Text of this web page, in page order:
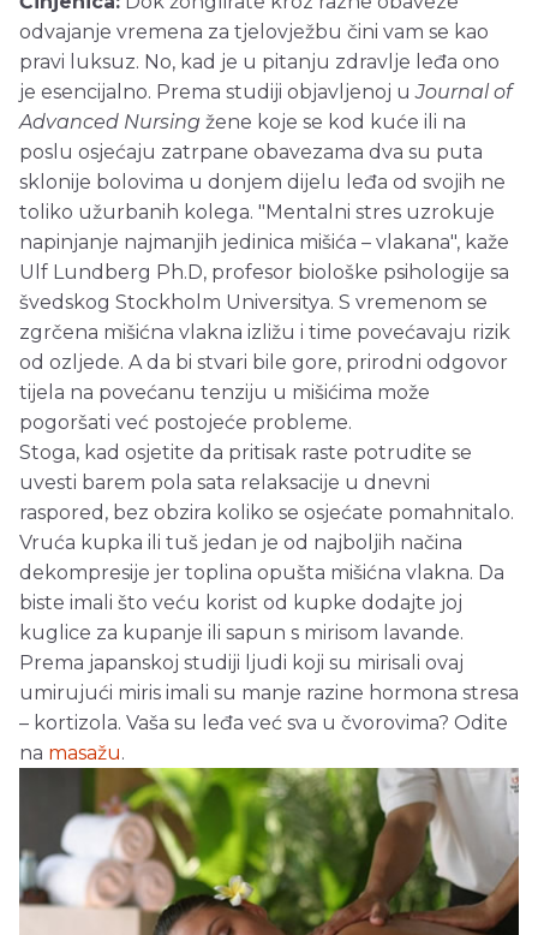
odvajanje vremena za tjelovježbu čini vam se kao
pravi luksuz. No, kad je u pitanju zdravlje leđa ono
je esencijalno. Prema studiji objavljenoj uJournal of
Advanced Nursing žene koje se kod kuće ili na
poslu osjećaju zatrpane obavezama dva su puta
sklonije bolovima u donjem dijelu leđa od svojih ne
toliko užurbanih kolega. "Mentalni stres uzrokuje
napinjanje najmanjih jedinica mišića – vlakana", kaže
Ulf Lundberg Ph.D, profesor biološke psihologije sa
švedskog Stockholm Universitya. S vremenom se
zgrčena mišićna vlakna izližu i time povećavaju rizik
od ozljede. A da bi stvari bile gore, prirodni odgovor
tijela na povećanu tenziju u mišićima može
pogoršati već postojeće probleme.
Stoga, kad osjetite da pritisak raste potrudite se
uvesti barem pola sata relaksacije u dnevni
raspored, bez obzira koliko se osjećate pomahnitalo.
Vruća kupka ili tuš jedan je od najboljih načina
dekompresije jer toplina opušta mišićna vlakna. Da
biste imali što veću korist od kupke dodajte joj
kuglice za kupanje ili sapun s mirisom lavande.
Prema japanskoj studiji ljudi koji su mirisali ovaj
umirujući miris imali su manje razine hormona stresa
– kortizola. Vaša su leđa već sva u čvorovima? Odite
na masažu.